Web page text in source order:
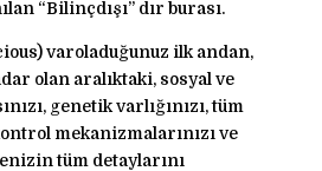
“Bilinçdışı” dır burası.
varoladuğunuz ilk andan,
olan aralıktaki, sosyal ve
genetik varlığınızı, tüm
mekanizmalarınızı ve
tüm detaylarını